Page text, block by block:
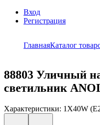
Вход
Регистрация
ГлавнаяКаталог
88803 Уличный
светильник
Характеристики: 1X40W